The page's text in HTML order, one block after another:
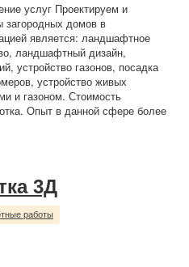
услуг Проектируем и
домов в
является: ландшафтное
ландшафтный дизайн,
устройство газонов, посадка
устройство живых
и газоном. Стоимость
Опыт в данной сфере более
3Д
работы